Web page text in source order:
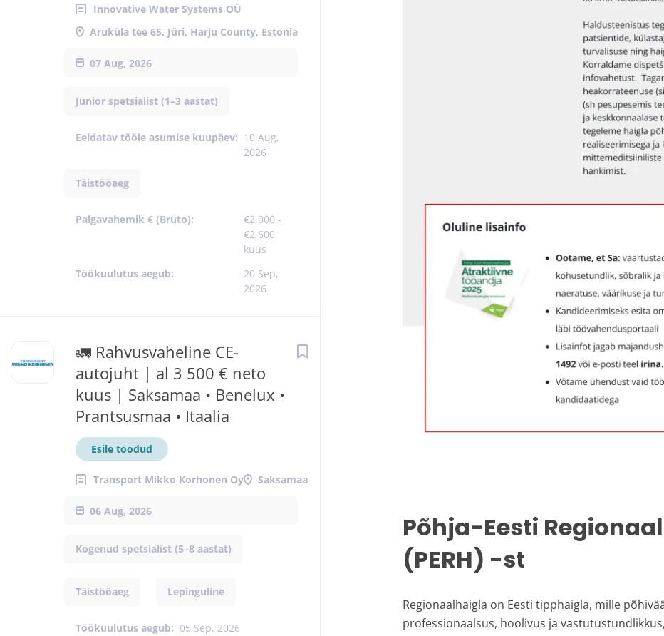
Innovative Water Systems OÜ
Aruküla tee 65, Jüri, Harju County, Estonia
07 Aug, 2026
Junior spetsialist (1–3 aastat)
Eeldatav tööle asumise kuupäev: 10 Aug,
2026
Täistööaeg
Palgavahemik € (Bruto):
€2,000 -
€2,600
kuus
Töökuulutus aegub:
20 Sep,
2026
🚛 Rahvusvaheline CE-
autojuht | al 3 500 € neto
kuus | Saksamaa • Benelux •
Prantsusmaa • Itaalia
Esile toodud
Transport Mikko Korhonen Oy Saksamaa
06 Aug, 2026
Kogenud spetsialist (5–8 aastat)
Täistööaeg Lepinguline
Töökuulutus aegub: 05 Sep, 2026
Põhja-Eesti
(PERH) -st
Regionaalhaigla on Eesti tipphaigla, mille
professionaalsus, hoolivus ja